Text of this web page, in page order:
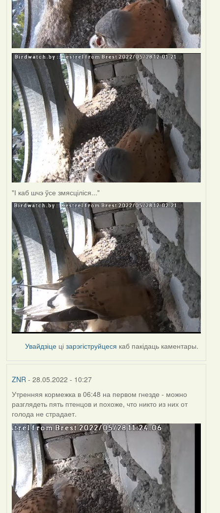
"І каб шчэ ўсе змясціліся..."
Увайдзіце цізарэгіструйцеся каб пакідаць каментары.
ZNR - 28.05.2022 - 10:27
Утренняя кормежка в 06:48 на первом гнезде - можно
разглядеть пять птенцов и похоже, что никто из них от
голода не страдает.